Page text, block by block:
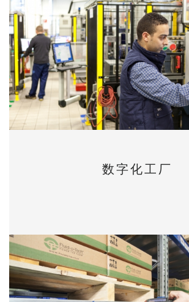
数字化工厂